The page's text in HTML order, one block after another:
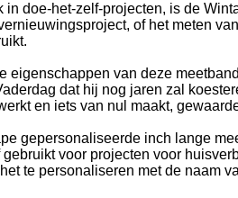
in doe-het-zelf-projecten, is de
of het meten
eigenschappen van deze
dat hij nog jaren zal
en iets van nul maakt,
gepersonaliseerde inch lange
gebruikt voor projecten voor
te personaliseren met de naam